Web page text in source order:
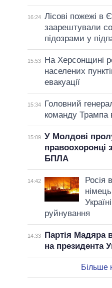
16:24 Лісові пожежі в
заарештували
підозрами у
15:53
На Херсонщині
населених
евакуації
15:34
Головний
команду Трампа
15:09 У Молдові
правоохоронці
БПЛА
14:42
Росія
руйнування
14:33
Партія Мадяра
на президента
Більше